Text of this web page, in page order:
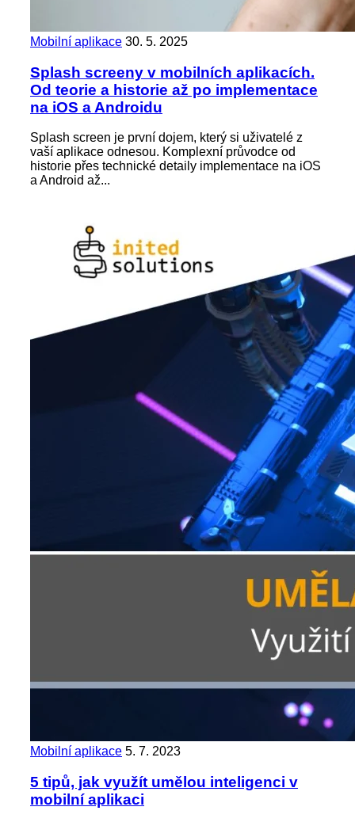
Mobilní aplikace 30. 5. 2025
Splash screeny v mobilních aplikacích.
Od teorie a historie až po implementace
na iOS a Androidu
Splash screen je první dojem, který si uživatelé z
vaší aplikace odnesou. Komplexní průvodce od
historie přes technické detaily implementace na iOS
a Android až...
Mobilní aplikace 5. 7. 2023
5 tipů, jak využít umělou inteligenci v
mobilní aplikaci